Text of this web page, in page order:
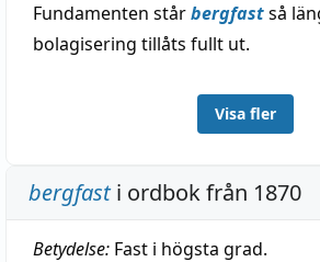
Fundamenten stårbergfastså
bolagisering tillåts fullt ut.
Visa fler
bergfasti ordbok från 1870
Betydelse: Fast i högsta grad.